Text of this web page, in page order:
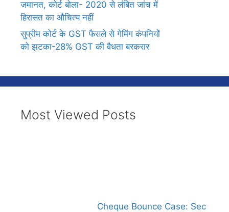
जमानत, कोर्ट बोला- 2020 से लंबित जांच में
हिरासत का औचित्य नहीं
सुप्रीम कोर्ट के GST फैसले से गेमिंग कंपनियों
को झटका-28% GST की वैधता बरकरार
Most Viewed Posts
Cheque Bounce Case: Sec